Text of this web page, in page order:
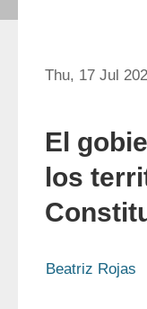
Thu, 17 Jul
El
los
Beatriz Rojas